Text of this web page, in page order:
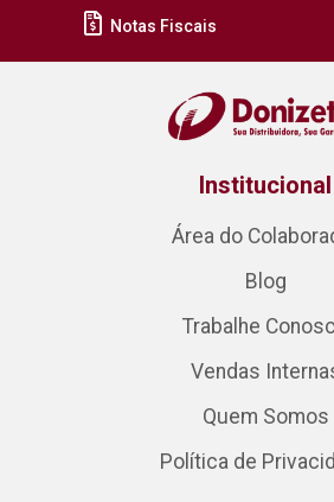
Notas Fiscais
Institucional
Área do
Blog
Trabalhe
Vendas
Quem Somos
Política de